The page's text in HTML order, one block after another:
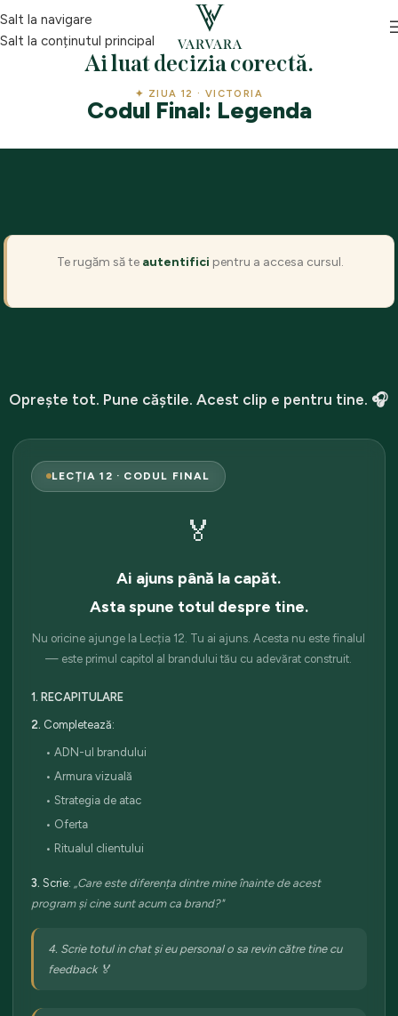
Salt la navigare
Salt la conținutul principal
Ai luat decizia corectă.
✦ ZIUA 12 · VICTORIA
Codul Final: Legenda
Te rugăm să te autentifici pentru a accesa cursul.
Oprește tot. Pune căștile. Acest clip e pentru tine. 🎧
LECȚIA 12 · CODUL FINAL
🏅
Ai ajuns până la capăt.
Asta spune totul despre tine.
Nu oricine ajunge la Lecția 12. Tu ai ajuns. Acesta nu este finalul
— este primul capitol al brandului tău cu adevărat construit.
1. RECAPITULARE
2. Completează:
• ADN-ul brandului
• Armura vizuală
• Strategia de atac
• Oferta
• Ritualul clientului
3. Scrie: „Care este diferența dintre mine înainte de acest
program și cine sunt acum ca brand?"
4. Scrie totul in chat și eu personal o sa revin către tine cu
feedback 🏅